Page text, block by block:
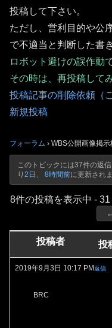
投稿して下さい。
ただし、営利目的や公
で不適当と判断した書
ロボット避けの誤作動
その時は、再投稿して
投稿記事の削除依頼（
新規投稿
フォーラム › WBS公開画像掲示
このトピックには37件の返
り 2日、 8時間前に更新されま
8件の投稿を表示中 -
←
投稿者 投
2019年9月3日 10:17 PM返信
BRC